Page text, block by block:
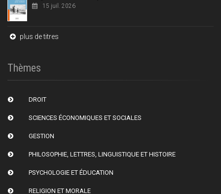
15 juil. 2026
plus de titres
Thèmes
DROIT
SCIENCES ÉCONOMIQUES ET SOCIALES
GESTION
PHILOSOPHIE, LETTRES, LINGUISTIQUE ET HISTOIRE
PSYCHOLOGIE ET ÉDUCATION
RELIGION ET MORALE